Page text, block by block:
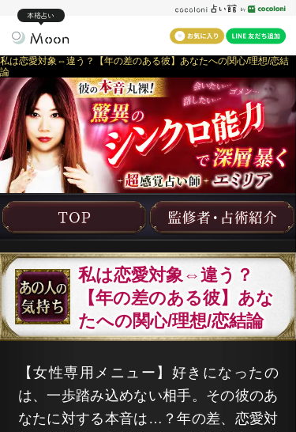
本格占い
私は恋愛対象⇔違う？【年の差のある彼】あなたへの関心/理想/恋結
論
私は恋愛対象⇔違う？
【年の差のある彼】あな
たへの関心/理想/恋結論
【女性専用メニュー】好きになったの
は、一歩踏み込めない相手。その彼のあ
なたに対する本音は…？年の差、恋愛対